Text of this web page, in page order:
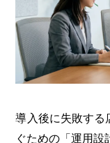
導入後に失敗する
ぐための「運用設